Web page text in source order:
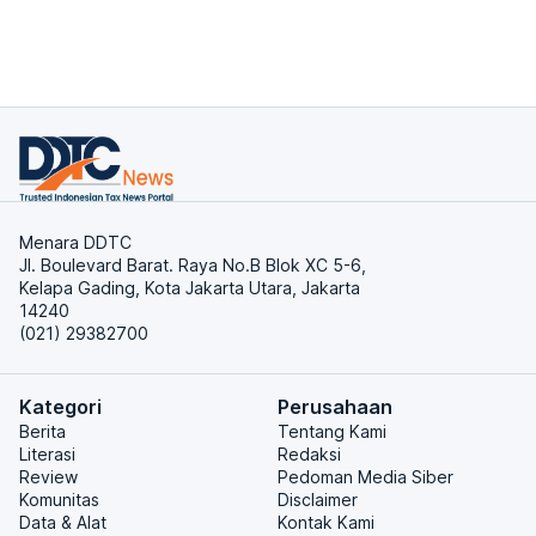
Menara DDTC
Jl. Boulevard Barat. Raya No.B Blok XC 5-6,
Kelapa Gading, Kota Jakarta Utara, Jakarta
14240
(021) 29382700
Kategori
Berita
Literasi
Review
Komunitas
Data & Alat
Perusahaan
Tentang Kami
Redaksi
Pedoman Media Siber
Disclaimer
Kontak Kami